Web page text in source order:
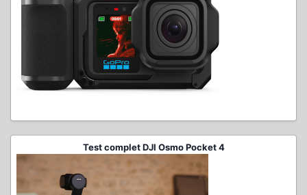
Test complet DJI Osmo Pocket 4